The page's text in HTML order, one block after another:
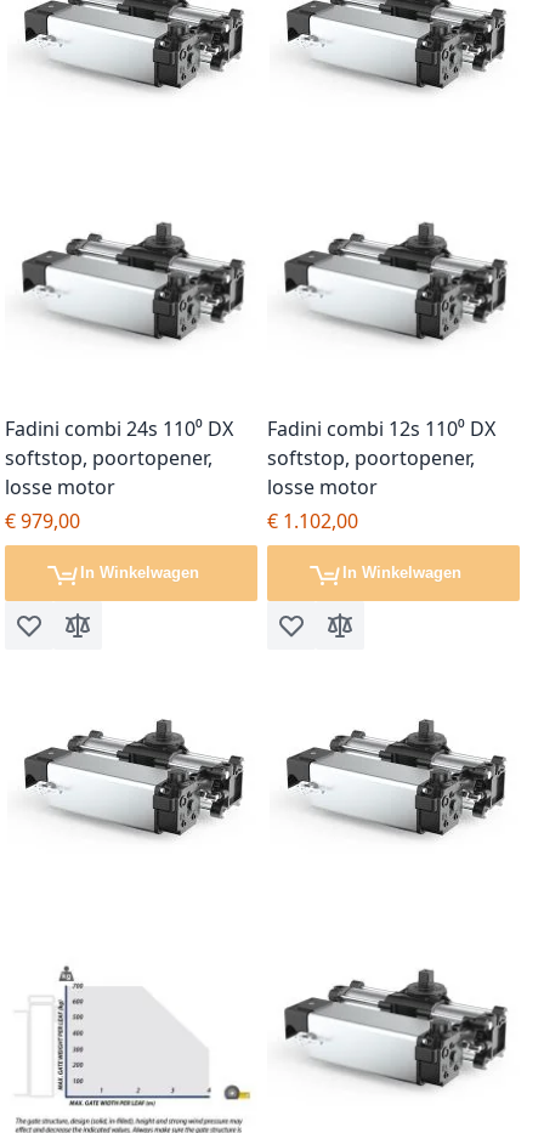
Fadini combi 24s 110⁰ DX
softstop, poortopener,
losse motor
€ 979,00
In Winkelwagen
Voeg toe aan verlanglijst
Toevoegen om te vergelijken
Fadini combi 12s 110⁰ DX
softstop, poortopener,
losse motor
€ 1.102,00
In Winkelwagen
Voeg toe aan verlanglijst
Toevoegen om te